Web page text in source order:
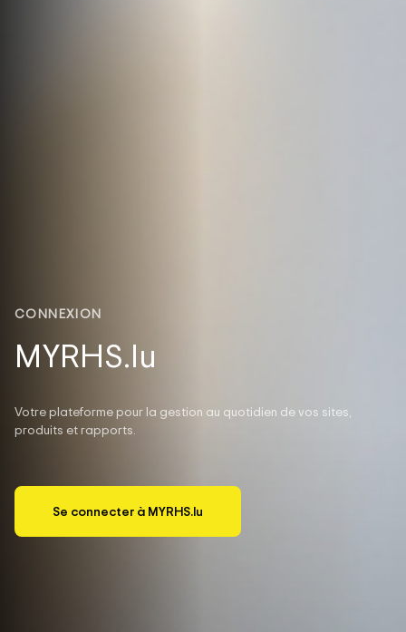
CONNEXION
MYRHS.lu
Votre plateforme pour la gestion au quotidien de vos sites,
produits et rapports.
Se connecter à MYRHS.lu